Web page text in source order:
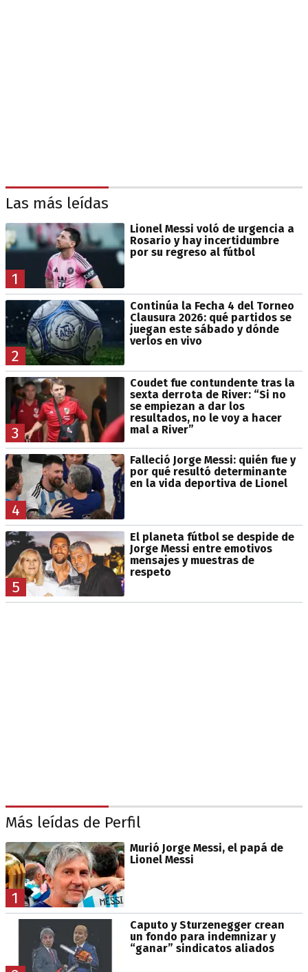
Las más leídas
1
Lionel Messi voló de urgencia a
Rosario y hay incertidumbre
por su regreso al fútbol
2
Continúa la Fecha 4 del Torneo
Clausura 2026: qué partidos se
juegan este sábado y dónde
verlos en vivo
3
Coudet fue contundente tras la
sexta derrota de River: “Si no
se empiezan a dar los
resultados, no le voy a hacer
mal a River”
4
Falleció Jorge Messi: quién fue y
por qué resultó determinante
en la vida deportiva de Lionel
5
El planeta fútbol se despide de
Jorge Messi entre emotivos
mensajes y muestras de
respeto
Más leídas de Perfil
1
Murió Jorge Messi, el papá de
Lionel Messi
Caputo y Sturzenegger crean
un fondo para indemnizar y
“ganar” sindicatos aliados